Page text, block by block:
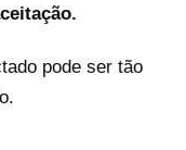
pode ser tão